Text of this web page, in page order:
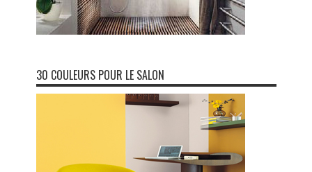
30 COULEURS POUR LE SALON